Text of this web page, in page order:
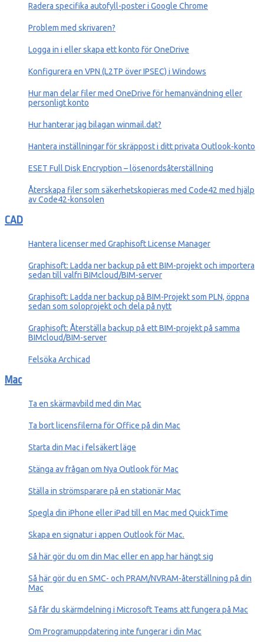
Radera specifika autofyll-poster i Google Chrome
Problem med skrivaren?
Logga in i eller skapa ett konto för OneDrive
Konfigurera en VPN (L2TP över IPSEC) i Windows
Hur man delar filer med OneDrive för hemanvändning eller
personligt konto
Hur hanterar jag bilagan winmail.dat?
Hantera inställningar för skräppost i ditt privata Outlook-konto
ESET Full Disk Encryption – lösenordsåterställning
Återskapa filer som säkerhetskopieras med Code42 med hjälp
av Code42-konsolen
CAD
Hantera licenser med Graphisoft License Manager
Graphisoft: Ladda ner backup på ett BIM-projekt och importera
sedan till valfri BIMcloud/BIM-server
Graphisoft: Ladda ner backup på BIM-Projekt som PLN, öppna
sedan som soloprojekt och dela på nytt
Graphisoft: Återställa backup på ett BIM-projekt på samma
BIMcloud/BIM-server
Felsöka Archicad
Mac
Ta en skärmavbild med din Mac
Ta bort licensfilerna för Office på din Mac
Starta din Mac i felsäkert läge
Stänga av frågan om Nya Outlook för Mac
Ställa in strömsparare på en stationär Mac
Spegla din iPhone eller iPad till en Mac med QuickTime
Skapa en signatur i appen Outlook för Mac.
Så här gör du om din Mac eller en app har hängt sig
Så här gör du en SMC- och PRAM/NVRAM-återställning på din
Mac
Så får du skärmdelning i Microsoft Teams att fungera på Mac
Om Programuppdatering inte fungerar i din Mac